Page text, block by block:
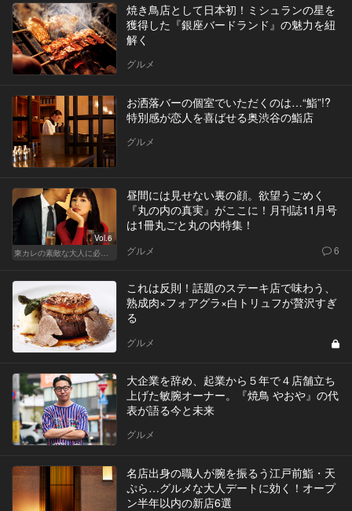
焼き鳥店として日本初！ミシュランの星を
獲得した『銀座バードランド』の魅力を紐
解く
グルメ
お洒落バーの個室でいただくのは…“鮨”!?
特別感が恋人を喜ばせる奥渋谷の鮨店
グルメ
Vol.6
昼間には見せない裏の顔。欲望うごめく
『丸の内の真実』がここに！月刊誌11月号
は1冊丸ごと丸の内特集！
グルメ 6
これは反則！話題のステーキ店で味わう、
熟成肉×フォアグラ×白トリュフが贅沢すぎ
る
グルメ
大企業を辞め、起業から５年で４店舗立ち
上げた敏腕オーナー。『焼鳥 やおや』の代
表が語る今と未来
グルメ
名店出身の職人が腕を振るう江戸前鮨・天
ぷら…グルメな大人デートに効く！オープ
ン半年以内の新店6選